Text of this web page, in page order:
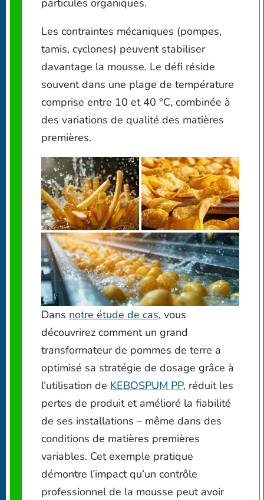
Les contraintes mécaniques (pompes,
tamis, cyclones) peuvent stabiliser
davantage la mousse. Le défi réside
souvent dans une plage de température
comprise entre 10 et 40 °C, combinée à
des variations de qualité des matières
premières.
Dans notre étude de cas, vous
découvrirez comment un grand
transformateur de pommes de terre a
optimisé sa stratégie de dosage grâce à
l’utilisation de KEBOSPUM PP, réduit les
pertes de produit et amélioré la fiabilité
de ses installations – même dans des
conditions de matières premières
variables. Cet exemple pratique
démontre l’impact qu’un contrôle
professionnel de la mousse peut avoir